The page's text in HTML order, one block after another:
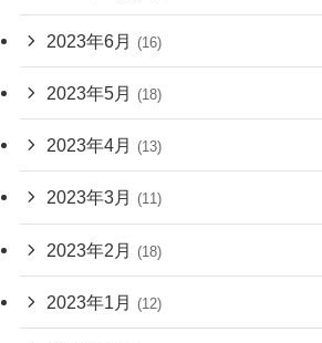
2023年6月 (16)
2023年5月 (18)
2023年4月 (13)
2023年3月 (11)
2023年2月 (18)
2023年1月 (12)